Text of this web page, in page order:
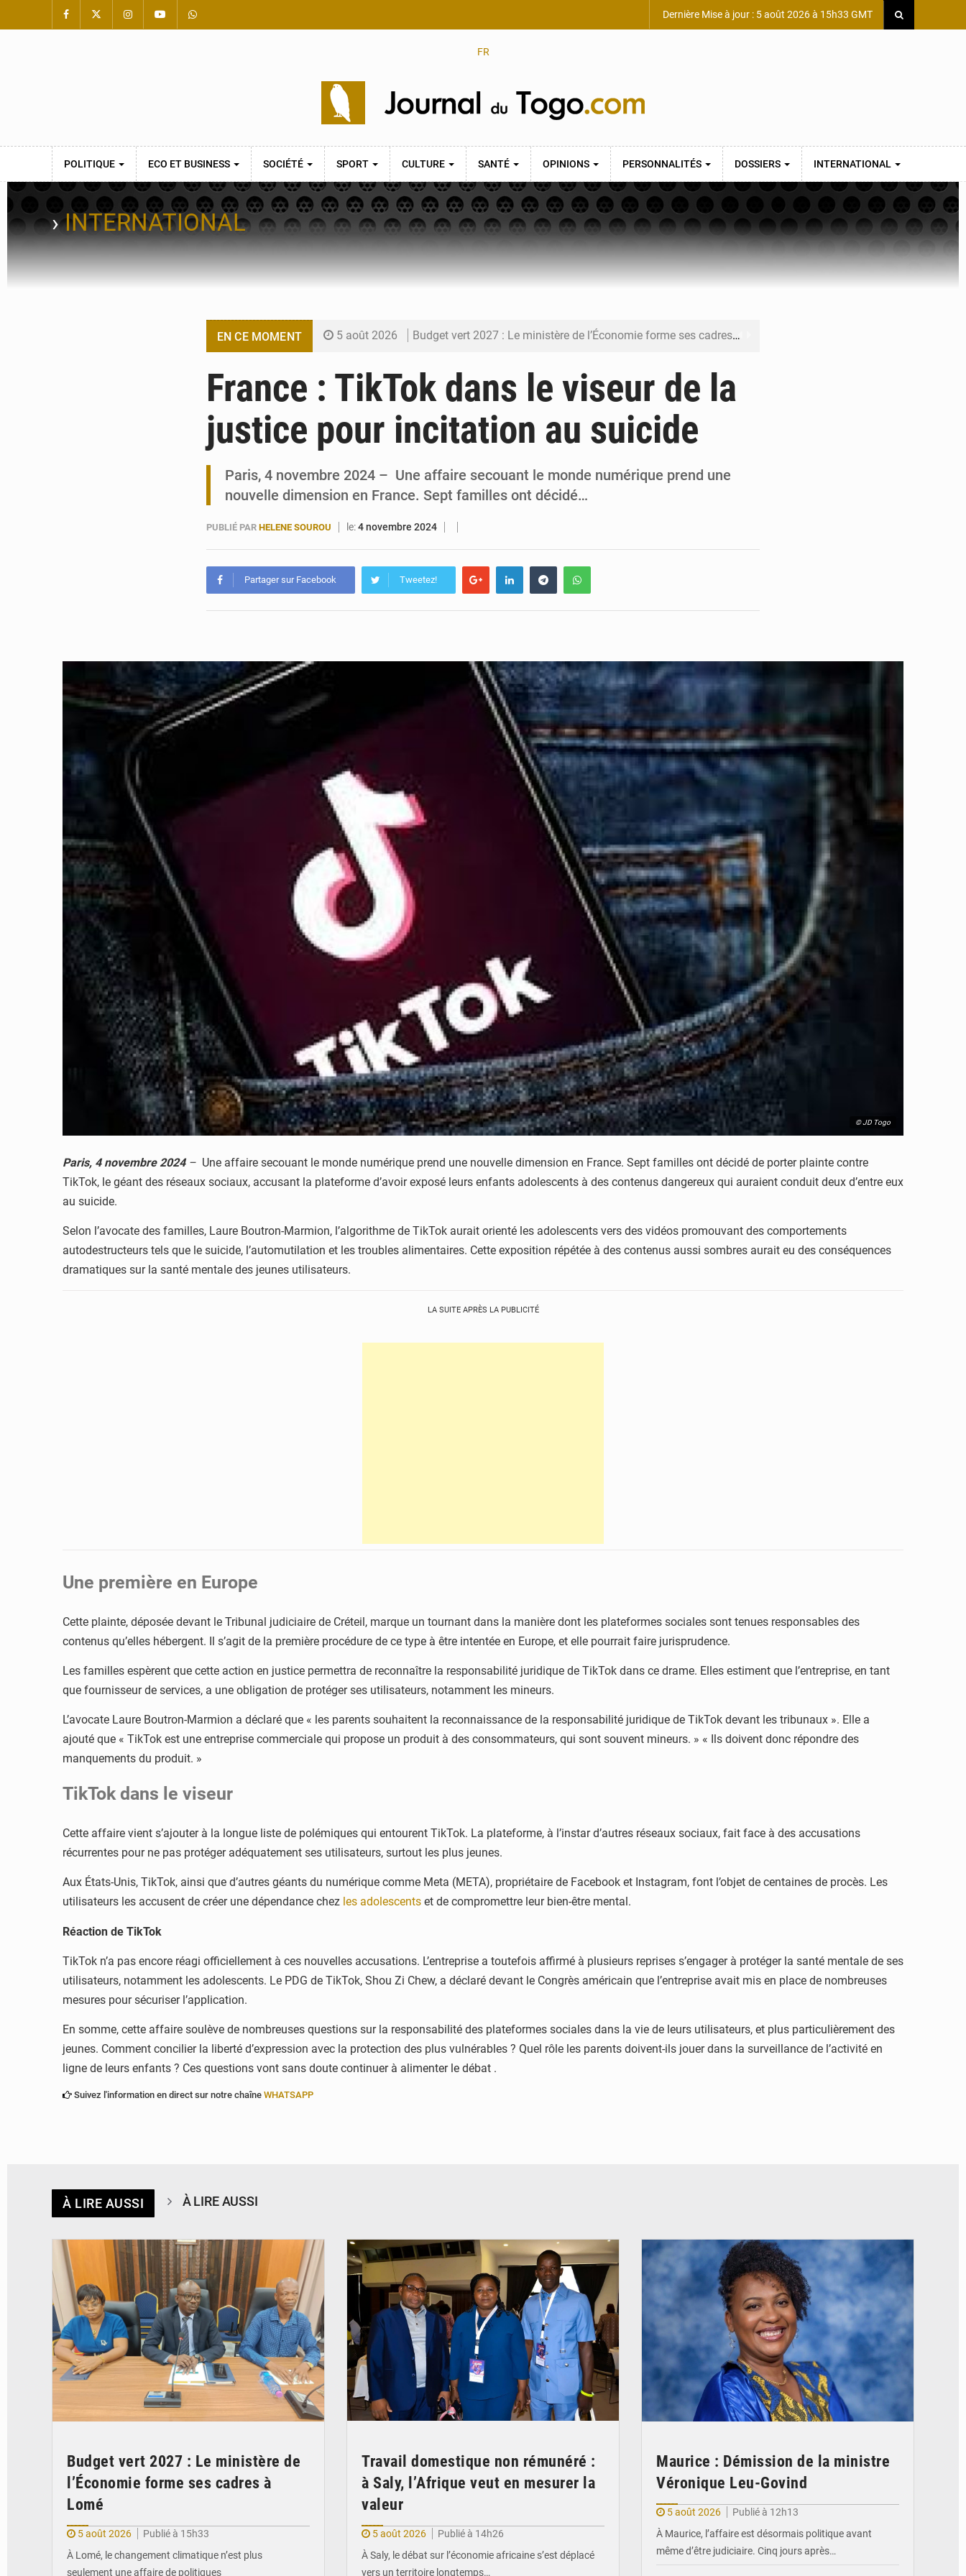
Dernière Mise à jour : 5 août 2026 à 15h33 GMT
FR
POLITIQUE ECO ET BUSINESS SOCIÉTÉ SPORT CULTURE SANTÉ OPINIONS PERSONNALITÉS DOSSIERS INTERNATIONAL
›INTERNATIONAL
EN CE MOMENT 5 août 2026 Budget vert 2027 : Le ministère de l’Économie forme ses cadres à Lomé
5 août 2026 Maurice : Démission de la ministre Véronique Leu-Govind
5 août 2026 Togo : 300 000 tonnes visées pour la filière soja bio
France : TikTok dans le viseur de la
justice pour incitation au suicide
Paris, 4 novembre 2024 – Une affaire secouant le monde numérique prend une
nouvelle dimension en France. Sept familles ont décidé…
PUBLIÉ PAR HELENE SOUROU le:4 novembre 2024
Partager sur Facebook Tweetez!
© JD Togo
Paris, 4 novembre 2024– Une affaire secouant le monde numérique prend une nouvelle dimension en France. Sept familles ont décidé de porter plainte contre
TikTok, le géant des réseaux sociaux, accusant la plateforme d’avoir exposé leurs enfants adolescents à des contenus dangereux qui auraient conduit deux d’entre eux
au suicide.
Selon l’avocate des familles, Laure Boutron-Marmion, l’algorithme de TikTok aurait orienté les adolescents vers des vidéos promouvant des comportements
autodestructeurs tels que le suicide, l’automutilation et les troubles alimentaires. Cette exposition répétée à des contenus aussi sombres aurait eu des conséquences
dramatiques sur la santé mentale des jeunes utilisateurs.
LA SUITE APRÈS LA PUBLICITÉ
Une première en Europe
Cette plainte, déposée devant le Tribunal judiciaire de Créteil, marque un tournant dans la manière dont les plateformes sociales sont tenues responsables des
contenus qu’elles hébergent. Il s’agit de la première procédure de ce type à être intentée en Europe, et elle pourrait faire jurisprudence.
Les familles espèrent que cette action en justice permettra de reconnaître la responsabilité juridique de TikTok dans ce drame. Elles estiment que l’entreprise, en tant
que fournisseur de services, a une obligation de protéger ses utilisateurs, notamment les mineurs.
L’avocate Laure Boutron-Marmion a déclaré que « les parents souhaitent la reconnaissance de la responsabilité juridique de TikTok devant les tribunaux ». Elle a
ajouté que « TikTok est une entreprise commerciale qui propose un produit à des consommateurs, qui sont souvent mineurs. » « Ils doivent donc répondre des
manquements du produit. »
TikTok dans le viseur
Cette affaire vient s’ajouter à la longue liste de polémiques qui entourent TikTok. La plateforme, à l’instar d’autres réseaux sociaux, fait face à des accusations
récurrentes pour ne pas protéger adéquatement ses utilisateurs, surtout les plus jeunes.
Aux États-Unis, TikTok, ainsi que d’autres géants du numérique comme Meta (META), propriétaire de Facebook et Instagram, font l’objet de centaines de procès. Les
utilisateurs les accusent de créer une dépendance chez les adolescents et de compromettre leur bien-être mental.
Réaction de TikTok
TikTok n’a pas encore réagi officiellement à ces nouvelles accusations. L’entreprise a toutefois affirmé à plusieurs reprises s’engager à protéger la santé mentale de ses
utilisateurs, notamment les adolescents. Le PDG de TikTok, Shou Zi Chew, a déclaré devant le Congrès américain que l’entreprise avait mis en place de nombreuses
mesures pour sécuriser l’application.
En somme, cette affaire soulève de nombreuses questions sur la responsabilité des plateformes sociales dans la vie de leurs utilisateurs, et plus particulièrement des
jeunes. Comment concilier la liberté d’expression avec la protection des plus vulnérables ? Quel rôle les parents doivent-ils jouer dans la surveillance de l’activité en
ligne de leurs enfants ? Ces questions vont sans doute continuer à alimenter le débat .
Suivez l'information en direct sur notre chaîne WHATSAPP
À LIRE AUSSI À LIRE AUSSI
Budget vert 2027 : Le ministère de
l’Économie forme ses cadres à
Lomé
5 août 2026
Publié à 15h33
À Lomé, le changement climatique n’est plus
seulement une affaire de politiques
Travail domestique non rémunéré :
à Saly, l’Afrique veut en mesurer la
valeur
5 août 2026
Publié à 14h26
À Saly, le débat sur l’économie africaine s’est déplacé
vers un territoire longtemps…
Maurice : Démission de la ministre
Véronique Leu-Govind
5 août 2026
Publié à 12h13
À Maurice, l’affaire est désormais politique avant
même d’être judiciaire. Cinq jours après…